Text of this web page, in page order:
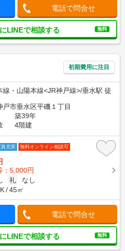
電話で問合せ
LINEで相談する 無料
初期費用に注目
線・山陽本線<JR神戸線>/垂水駅 徒
戸市垂水区平磯１丁目
築39年
4階建
真充実 無料オンライン相談可
：5,000円
礼
なし
45㎡
電話で問合せ
LINEで相談する 無料